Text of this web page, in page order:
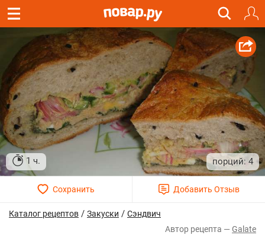
1 ч. 4
Каталог рецептов / Закуски / Сэндвич
Galate